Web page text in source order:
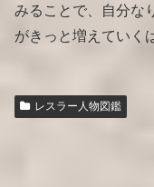
みることで、自分な
がきっと増えていく
レスラー人物図鑑